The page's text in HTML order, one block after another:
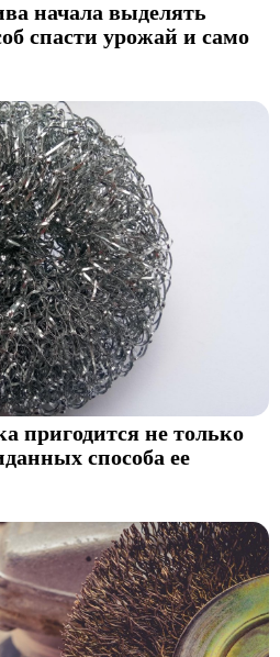
начала выделять
спасти урожай и само
пригодится не только
способа ее